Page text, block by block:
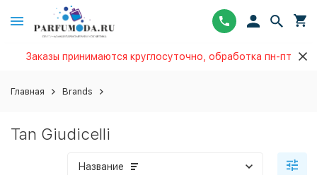
Заказы принимаются круглосуточно, обработка пн-пт
Главная Brands
Tan Giudicelli
Название